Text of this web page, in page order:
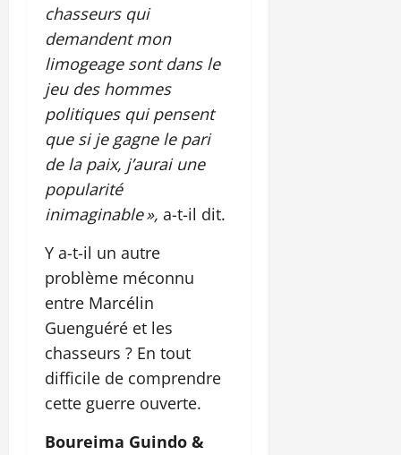
chasseurs qui
demandent mon
limogeage sont dans le
jeu des hommes
politiques qui pensent
que si je gagne le pari
de la paix, j’aurai une
popularité
inimaginable », a-t-il dit.
Y a-t-il un autre
problème méconnu
entre Marcélin
Guenguéré et les
chasseurs ? En tout
difficile de comprendre
cette guerre ouverte.
Boureima Guindo &